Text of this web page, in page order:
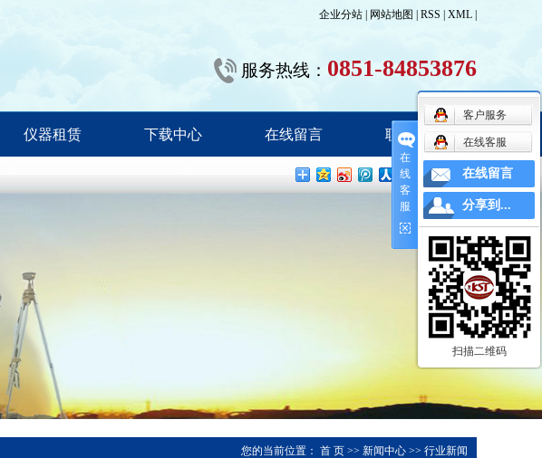
企业分站 网站地图 RSS XML
服务热线： 0851-84853876
仪器租赁 下载中心 在线留言 联系我们
您的当前位置： 首 页 >> 新闻中心 >> 行业新闻
在
线
客
服
客户服务
在线客服
在线留言
分享到...
扫描二维码